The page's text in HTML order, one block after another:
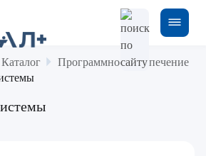
Каталог
Программное обеспечение